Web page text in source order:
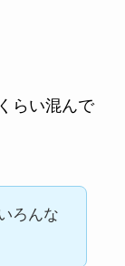
らい混んで
ろんな